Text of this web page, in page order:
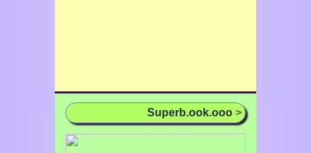
Superb.ook.ooo >